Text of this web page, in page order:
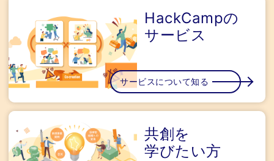
HackCampの
サービス
サービスについて知る
共創を
学びたい方